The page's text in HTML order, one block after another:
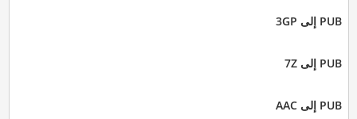
PUB إلى 3GP
PUB إلى 7Z
PUB إلى AAC